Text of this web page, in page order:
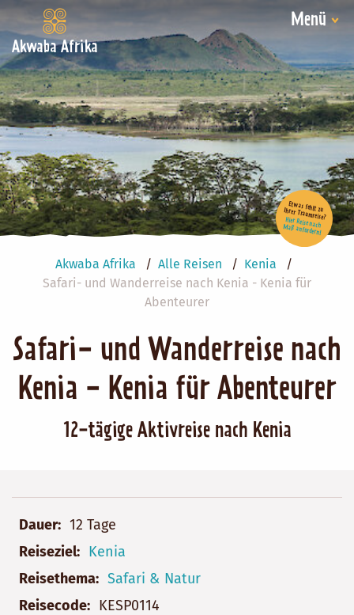
Akwaba Afrika
Menü
Akwaba Afrika Alle Reisen
Kenia
Safari- und Wanderreise nach Kenia - Kenia für
Abenteurer
Safari- und Wanderreise nach
Kenia - Kenia für Abenteurer
12-tägige Aktivreise nach Kenia
Etwas fehlt zu Ihrer Traumreise?
Hier Reise nach Maß anfordern!
Dauer
12 Tage
Reiseziel
Kenia
Reisethema
Safari & Natur
Reisecode
KESP0114